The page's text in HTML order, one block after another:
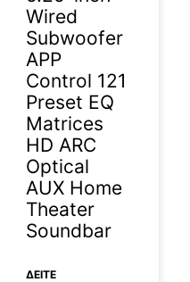
Wired
Subwoofer
APP
Control 121
Preset EQ
Matrices
HD ARC
Optical
AUX Home
Theater
Soundbar
ΔΕΊΤΕ